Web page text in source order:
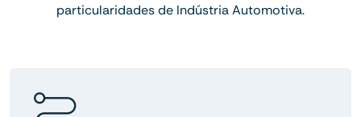
particularidades de Indústria Automotiva.